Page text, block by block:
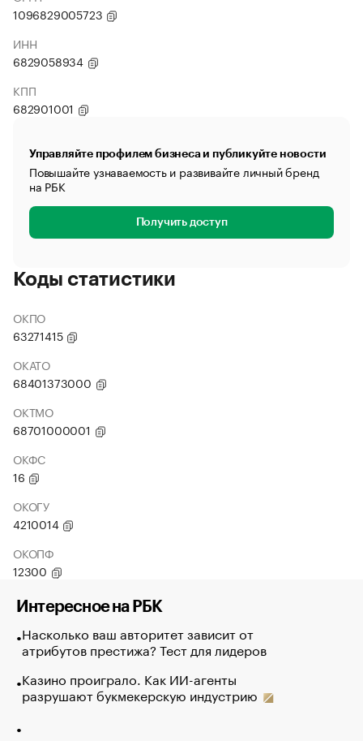
1096829005723
ИНН
6829058934
КПП
682901001
Управляйте профилем бизнеса и публикуйте новости
Повышайте узнаваемость и развивайте личный бренд
на РБК
Получить доступ
Коды статистики
ОКПО
63271415
ОКАТО
68401373000
ОКТМО
68701000001
ОКФС
16
ОКОГУ
4210014
ОКОПФ
12300
Интересное на РБК
Насколько ваш авторитет зависит от
атрибутов престижа? Тест для лидеров
Казино проиграло. Как ИИ-агенты
разрушают букмекерскую индустрию